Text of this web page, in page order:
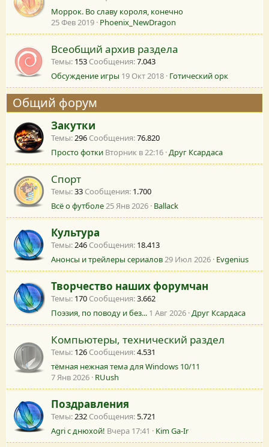
Моррок. Во славу короля, конечно
25 Фев 2019 Phoenix_NewDragon
Всеобщий архив раздела
Темы 153 Сообщения 7.043
Обсуждение игры 19 Окт 2018 Готический орк
Общий форум
Закутки
Темы 296 Сообщения 76.820
Просто фотки Вторник в 22:16 Друг Ксардаса
Спорт
Темы 33 Сообщения 1.700
Всё о футболе25 Янв 2026 Ballack
Культура
Темы 246 Сообщения 18.413
Анонсы и трейлеры сериалов29 Июл 2026 Evgenius
Творчество наших форумчан
Темы 170 Сообщения 3.662
Поэзия, по поводу и без... 1 Авг 2026 Друг Ксардаса
Компьютеры, технический раздел
Темы 126 Сообщения 4.531
тёмная нежная тема для Windows 10/11
7 Янв 2026 RUush
Поздравления
Темы 232 Сообщения 5.721
Agri с днюхой! Вчера 17:41 Kim Ga-Ir